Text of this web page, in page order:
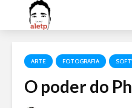
ARTE FOTOGRAFIA
O poder do